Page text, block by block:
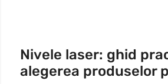
Nivele laser: ghid
alegerea produselor